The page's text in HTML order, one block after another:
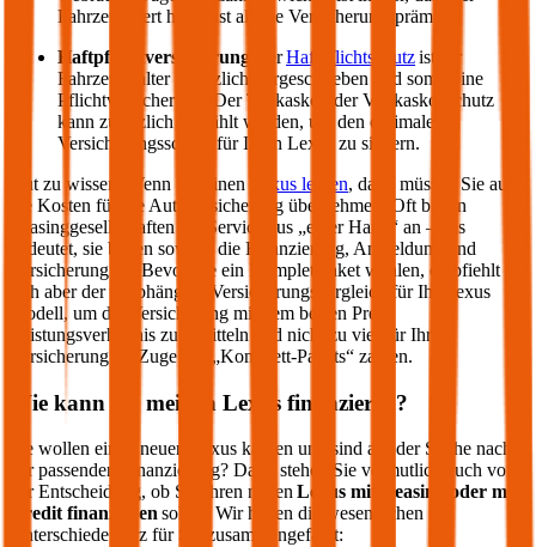
Fahrzeugwert höher ist als die Versicherungsprämie.
Haftpflichtversicherung
: derHaftpflichtschutzist für
Fahrzeughalter gesetzlich vorgeschrieben und somit eine
Pflichtversicherung. Der Teilkasko oder Vollkasko Schutz
kann zusätzlich gewählt werden, um den optimalen
Versicherungsschutz für Ihren Lexus
zu sichern.
Gut zu wissen: Wenn Sie einen
Lexus leasen, dann müssen Sie auch
die Kosten für die Autoversicherung übernehmen. Oft bieten
Leasinggesellschaften ein Service aus „einer Hand“ an – das
bedeutet, sie bieten sowohl die Finanzierung, Anmeldung und
Versicherung an. Bevor Sie ein Komplettpaket wählen, empfiehlt
sich aber der unabhängige Versicherungsvergleich für Ihr
Lexus
Modell, um die Versicherung mit dem besten Preis-
Leistungsverhältnis zu ermitteln und nicht zu viel für Ihre
Versicherung im Zuge des „Komplett-Pakets“ zahlen.
Wie kann ich meinen Lexus finanzieren?
Sie wollen einen neuen Lexus kaufen und sind auf der Suche nach
der passenden Finanzierung? Dann stehen Sie vermutlich auch vor
der Entscheidung, ob Sie Ihren neuen Lexus mit Leasing oder mit
Kredit finanzieren sollen. Wir haben die wesentlichen
Unterschiede kurz für Sie zusammengefasst: